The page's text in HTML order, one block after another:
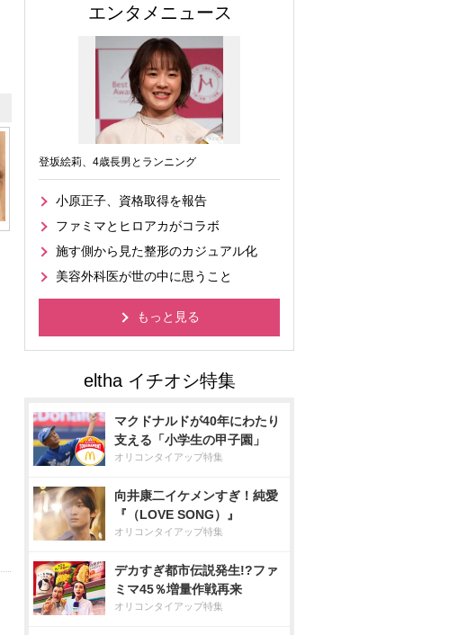
エンタメニュース
登坂絵莉、4歳長男とランニング
小原正子、資格取得を報告
ファミマとヒロアカがコラボ
施す側から見た整形のカジュアル化
美容外科医が世の中に思うこと
もっと見る
マクドナルドが40年にわたり
支える「小学生の甲子園」
オリコンタイアップ特集
向井康二イケメンすぎ！純愛
『（LOVE SONG）』
オリコンタイアップ特集
デカすぎ都市伝説発生!?ファ
ミマ45％増量作戦再来
オリコンタイアップ特集